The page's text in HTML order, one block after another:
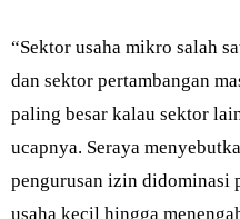
“Sektor usaha mikro salah
dan sektor pertambangan
paling besar kalau sektor
ucapnya. Seraya
pengurusan izin didominasi
usaha kecil hingga